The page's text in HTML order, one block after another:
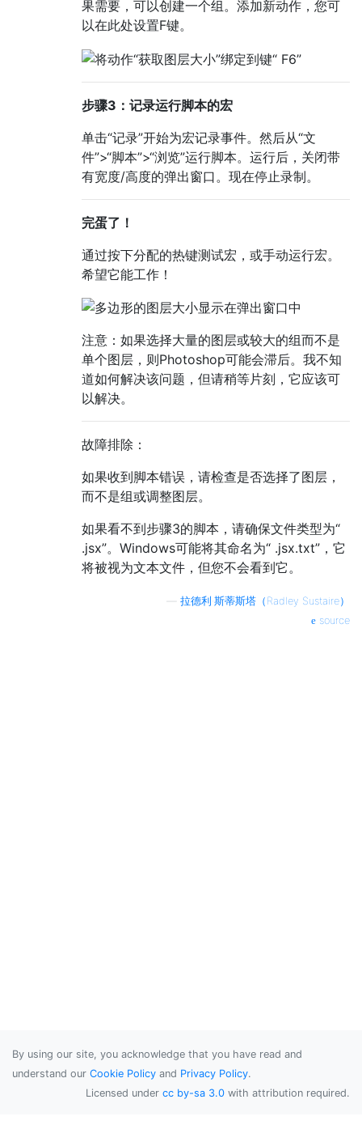
果需要，可以创建一个组。添加新动作，您可
以在此处设置F键。
步骤3：记录运行脚本的宏
单击“记录”开始为宏记录事件。然后从“文
件”>“脚本”>“浏览”运行​​脚本。运行后，关闭带
有宽度/高度的弹出窗口。现在停止录制。
完蛋了！
通过按下分配的热键测试宏，或手动运行宏。
希望它能工作！
注意：如果选择大量的图层或较大的组而不是
单个图层，则Photoshop可能会滞后。我不知
道如何解决该问题，但请稍等片刻，它应该可
以解决。
故障排除：
如果收到脚本错误，请检查是否选择了图层，
而不是组或调整图层。
如果看不到步骤3的脚本，请确保文件类型为“
.jsx”。Windows可能将其命名为“ .jsx.txt”，它
将被视为文本文件，但您不会看到它。
拉德利·斯蒂斯塔（Radley Sustaire）
source
By using our site, you acknowledge that you have read and
understand our Cookie Policy and Privacy Policy.
Licensed under cc by-sa 3.0 with attribution required.